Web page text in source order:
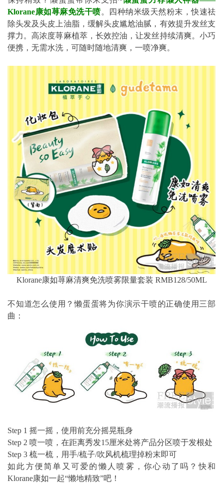
Klorane康如荨麻免洗干喷。四种纳米级天然粉末，快速祛
除头发及头皮上油脂，缓解头皮尴尬油腻，有效提升发丝支
撑力。高浓度荨麻植萃，长效控油，让发丝持续清爽。小巧
便携，无需水洗，可随时随地清爽，一喷净爽。
Klorane康如荨麻清爽免洗喷雾限量套装 RMB128/50ML
不知道怎么使用？懒蛋蛋将为你演示干喷的正确使用三部
曲：
Step 1 摇一摇，使用前充分摇晃瓶身
Step 2 喷一喷，在距离秀发15厘米处将产品分区喷于发根处
Step 3 梳一梳，用手/梳子/吹风机梳理掉粉末即可
如此方便简单又可爱的懒人喷雾，你心动了吗？快和
Klorane康如一起“懒地精致”吧！